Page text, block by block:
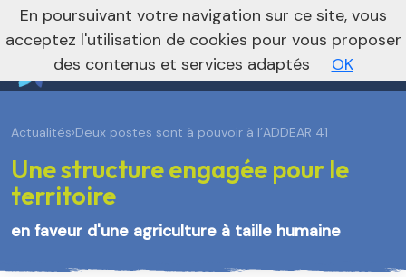
Vers le site régional Vers le site national
Actualités›Deux postes sont à pouvoir à l’ADDEAR 41
Une structure engagée pour le
territoire
en faveur d'une agriculture à taille humaine
En poursuivant votre navigation sur ce site, vous
acceptez l'utilisation de cookies pour vous proposer
des contenus et services adaptés
OK